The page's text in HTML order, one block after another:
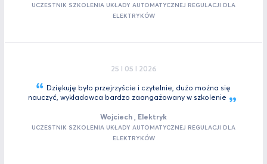
UCZESTNIK SZKOLENIA UKŁADY AUTOMATYCZNEJ REGULACJI DLA
ELEKTRYKÓW
25 I 05 I 2026
Dziękuję było przejrzyście i czytelnie, dużo można się
nauczyć, wykładowca bardzo zaangażowany w szkolenie
Wojciech , Elektryk
UCZESTNIK SZKOLENIA UKŁADY AUTOMATYCZNEJ REGULACJI DLA
ELEKTRYKÓW